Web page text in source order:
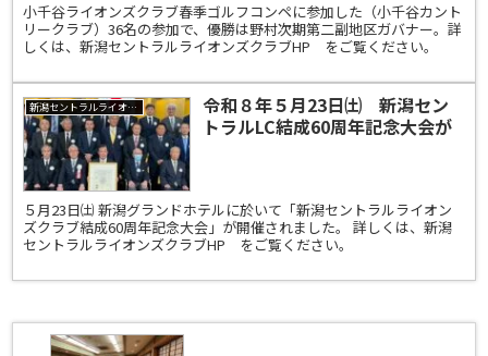
小千谷ライオンズクラブ春季ゴルフコンペに参加した（小千谷カント
リークラブ）36名の参加で、優勝は野村次期第二副地区ガバナー。詳
しくは、新潟セントラルライオンズクラブHP をご覧ください。
新潟セントラルライオンズクラブ
令和８年５月23日㈯ 新潟セン
トラルLC結成60周年記念大会が
５月23日㈯ 新潟グランドホテルに於いて「新潟セントラルライオン
ズクラブ結成60周年記念大会」が開催されました。 詳しくは、新潟
セントラルライオンズクラブHP をご覧ください。